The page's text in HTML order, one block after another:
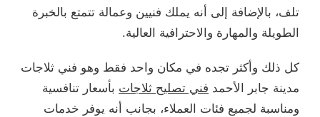
تلف، بالإضافة إلى أنه يملك فنيين وعمالة تتمتع بالخبرة
الطويلة والمهارة والاحترافية العالية.
كل ذلك وأكثر تجده في مكان واحد فقط وهو فني ثلاجات
مدينة جابر الأحمد فني تصليح ثلاجات بأسعار تنافسية
ومناسبة لجميع فئات العملاء، بجانب أنه يوفر خدمات